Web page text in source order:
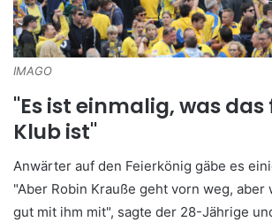
IMAGO
"Es ist einmalig, was das
Klub ist"
Anwärter auf den Feierkönig gäbe es
"Aber Robin Krauße geht vorn weg, aber
gut mit ihm mit", sagte der 28-Jährige